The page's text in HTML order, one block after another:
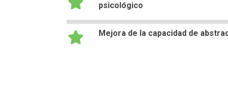
psicológico
Mejora de la capacidad de